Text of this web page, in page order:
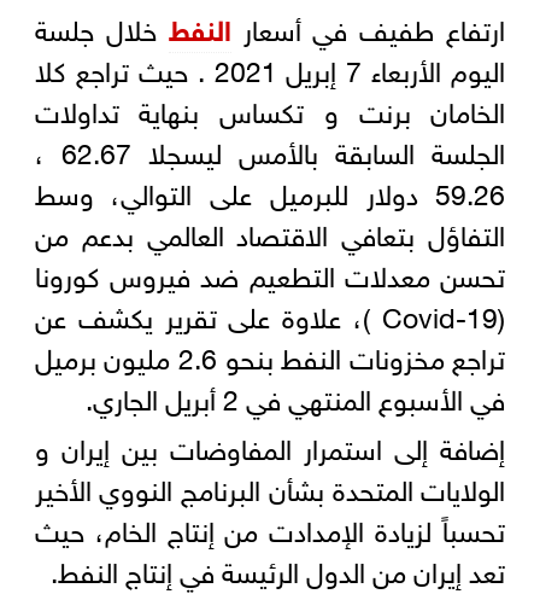
ارتفاع طفيف في أسعار النفط خلال جلسة
اليوم الأربعاء 7 إبريل 2021 . حيث تراجع كلا
الخامان برنت و تكساس بنهاية تداولات
الجلسة السابقة بالأمس ليسجلا 62.67 ،
59.26 دولار للبرميل على التوالي، وسط
التفاؤل بتعافي الاقتصاد العالمي بدعم من
تحسن معدلات التطعيم ضد فيروس كورونا
(Covid-19 )، علاوة على تقرير يكشف عن
تراجع مخزونات النفط بنحو 2.6 مليون برميل
في الأسبوع المنتهي في 2 أبريل الجاري.
إضافة إلى استمرار المفاوضات بين إيران و
الولايات المتحدة بشأن البرنامج النووي الأخير
تحسباً لزيادة الإمدادت من إنتاج الخام، حيث
تعد إيران من الدول الرئيسة في إنتاج النفط.